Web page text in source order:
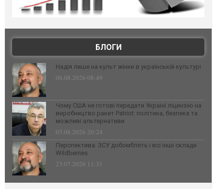
БЛОГИ
Надія лише на культ жінки в українській культурі
06.08.2026 08:49
Чому США не готові передати Україні ліцензію на
виробництво ракет Patriot: політика, безпека та
можливі альтернативи
03.08.2026 20:24
Перспектива: ЗСУ добомблять і всі інші склади
Wildberries
23.07.2026 11:31